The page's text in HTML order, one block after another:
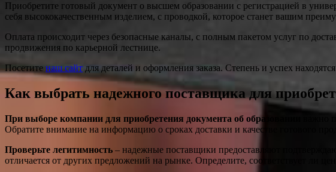
Приобретите готовый документ о высшем образовании с регистрацией в
себя высококачественным изделием, с проводкой, которое станет вашим
Оплата происходит через безопасные каналы, с полным пакетом услуг по
продвижения по карьерной лестнице.
Посетите наш сайт для деталей и оформления заказа. Степень и успех
Как выбрать надежного поставщика для
При выборе компании для приобретения документа об образовании
важно
Обратите внимание на информацию о сроках доставки и качестве готового
Проверьте легитимность – надежные поставщики предоставляют
отличается от других предложений на рынке. Определите, соответствует ли